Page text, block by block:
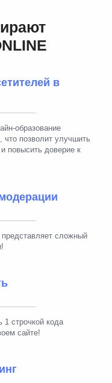
в
образование
позволит улучшить
повысить доверие к
сложный
строчкой кода
сайте!